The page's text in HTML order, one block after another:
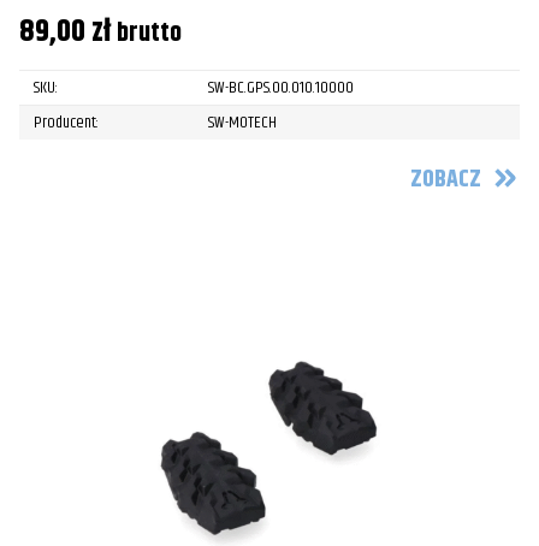
89,00złbrutto
SKU:
SW-BC.GPS.00.010.10000
Producent:
SW-MOTECH
ZOBACZ